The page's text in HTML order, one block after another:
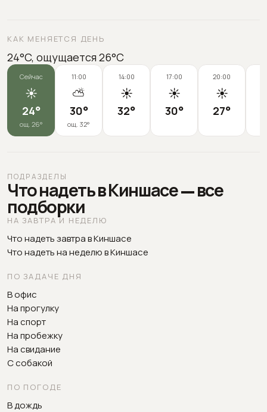
КАК МЕНЯЕТСЯ ДЕНЬ
24°C, ощущается 26°C
Сейчас
☀️
24°
ощ. 26°
11:00
⛅
30°
ощ. 32°
14:00
☀️
32°
17:00
☀️
30°
20:00
☀️
27°
ПОДРАЗДЕЛЫ
Что надеть в Киншасе — все
подборки
НА ЗАВТРА И НЕДЕЛЮ
Что надеть завтра в Киншасе
Что надеть на неделю в Киншасе
ПО ЗАДАЧЕ ДНЯ
В офис
На прогулку
На спорт
На пробежку
На свидание
С собакой
ПО ПОГОДЕ
В дождь